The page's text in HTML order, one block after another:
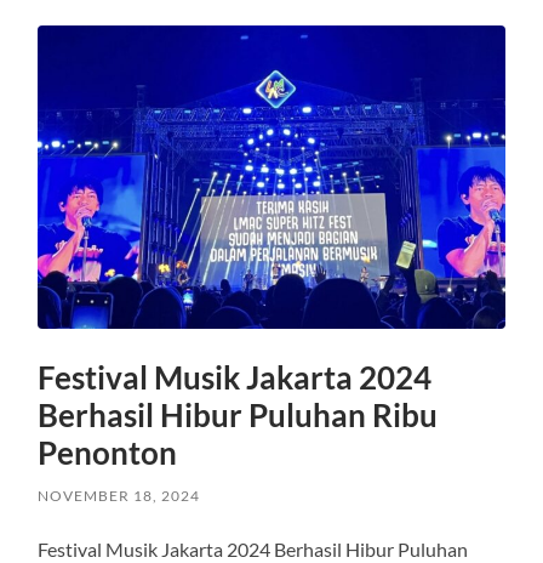
Festival Musik Jakarta 2024
Berhasil Hibur Puluhan Ribu
Penonton
NOVEMBER 18, 2024
Festival Musik Jakarta 2024 Berhasil Hibur Puluhan